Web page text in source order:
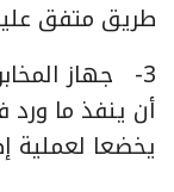
طريق متفق
3- جهاز
أن ينفذ ما ورد
يخضعا لعملية